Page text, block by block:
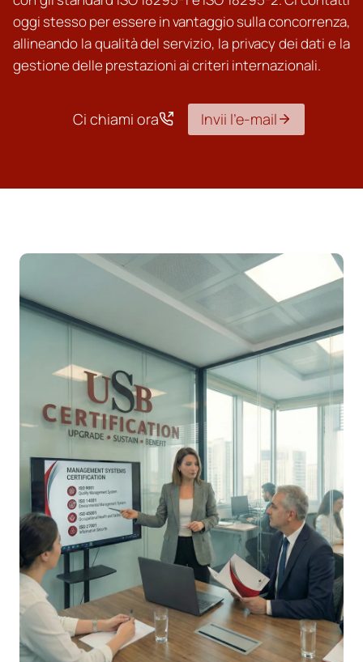
oggi stesso per essere in vantaggio sulla concorrenza,
allineando la qualità del servizio, la privacy dei dati e la
gestione delle prestazioni ai criteri internazionali.
Ci chiami ora Invii l’e-mail